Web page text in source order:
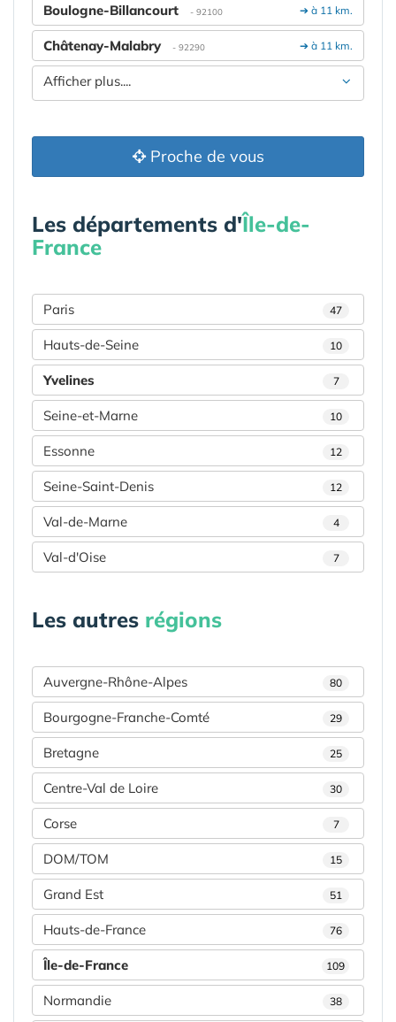
➔ à 11 km.
Boulogne-Billancourt - 92100
➔ à 11 km.
Châtenay-Malabry - 92290
Afficher plus....
Proche de vous
Les départements d'Île-de-
France
Paris 47
Hauts-de-Seine 10
Yvelines 7
Seine-et-Marne 10
Essonne 12
Seine-Saint-Denis 12
Val-de-Marne 4
Val-d'Oise 7
Les autres régions
Auvergne-Rhône-Alpes 80
Bourgogne-Franche-Comté 29
Bretagne 25
Centre-Val de Loire 30
Corse 7
DOM/TOM 15
Grand Est 51
Hauts-de-France 76
Île-de-France 109
Normandie 38